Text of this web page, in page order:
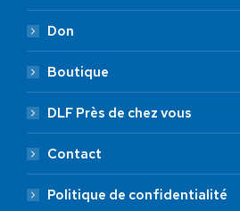
Don
Boutique
DLF Près de chez vous
Contact
Politique de confidentialité